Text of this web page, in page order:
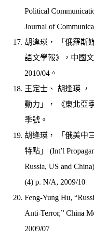
Political
Journal of
胡逢瑛， 「俄羅斯
語文學報》，中國
2010/04。
王定士、 胡逢瑛 ，
動力」， 《東北亞
季號。
胡逢瑛， 「俄美中
特點」 (Int’l
Russia, US and
(4) p. N/A, 2009/10
Feng-Yung Hu,
Anti-Terror,” China
2009/07